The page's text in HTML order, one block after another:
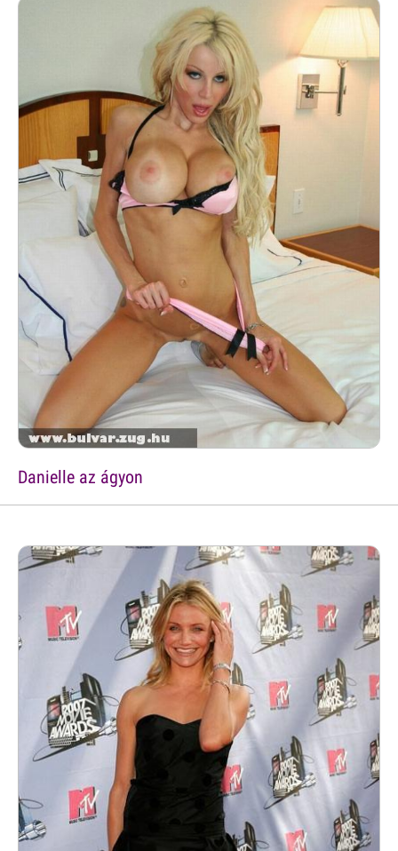
Danielle az ágyon